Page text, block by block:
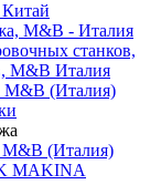
M&B - Италия
станков,
M&B Италия
M&B (Италия)
(Италия)
MAKINA